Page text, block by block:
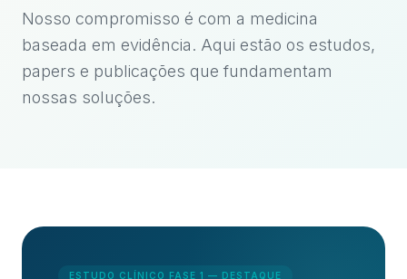
Nosso compromisso é com a medicina
baseada em evidência. Aqui estão os estudos,
papers e publicações que fundamentam
nossas soluções.
ESTUDO CLÍNICO FASE 1 — DESTAQUE